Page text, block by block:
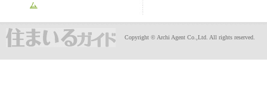
ム
Copyright © Archi Agent Co.,Ltd. All rights reserved.